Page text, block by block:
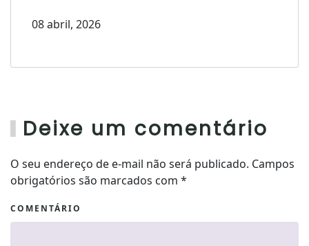
08 abril, 2026
Deixe um comentário
O seu endereço de e-mail não será publicado. Campos
obrigatórios são marcados com *
COMENTÁRIO